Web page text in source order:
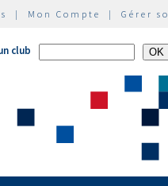
| Mon Compte | Gérer
club